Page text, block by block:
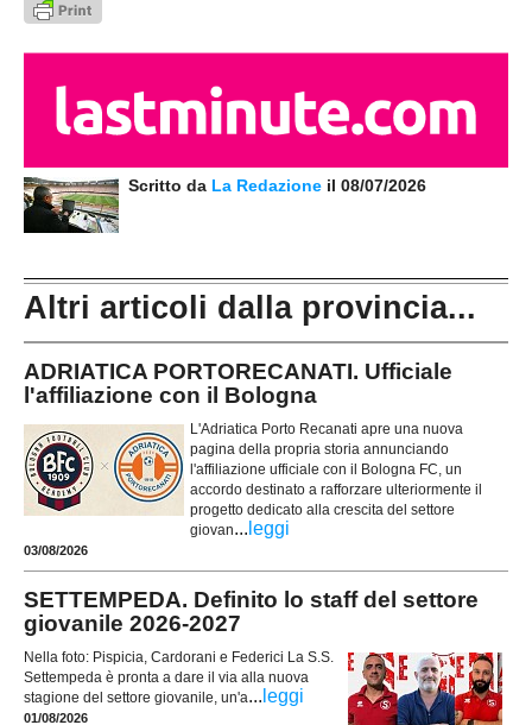
Scritto da La Redazione il 08/07/2026
Altri articoli dalla provincia...
ADRIATICA PORTORECANATI. Ufficiale
l'affiliazione con il Bologna
L'Adriatica Porto Recanati apre una nuova
pagina della propria storia annunciando
l'affiliazione ufficiale con il Bologna FC, un
accordo destinato a rafforzare ulteriormente il
progetto dedicato alla crescita del settore
giovan... leggi
03/08/2026
SETTEMPEDA. Definito lo staff del settore
giovanile 2026-2027
Nella foto: Pispicia, Cardorani e Federici La S.S.
Settempeda è pronta a dare il via alla nuova
stagione del settore giovanile, un'a... leggi
01/08/2026